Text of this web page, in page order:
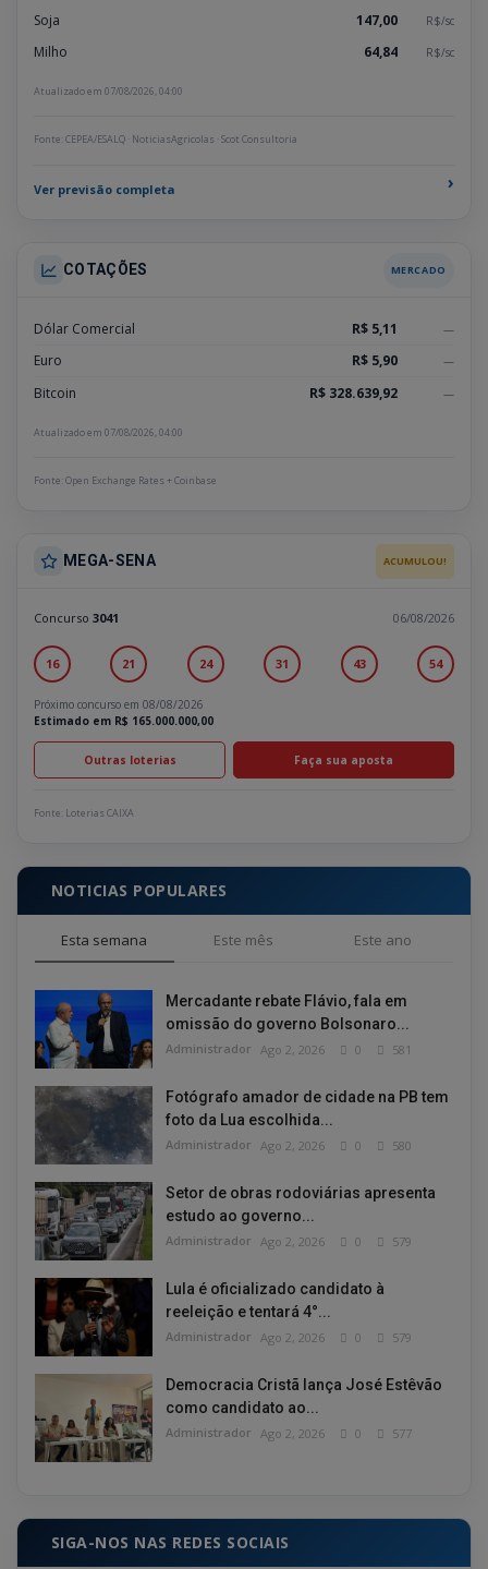
Soja 147,00 R$/sc
Milho 64,84 R$/sc
Atualizado em 07/08/2026, 04:00
Fonte: CEPEA/ESALQ · NoticiasAgricolas · Scot Consultoria
Ver previsão completa ›
COTAÇÕES MERCADO
Dólar Comercial R$ 5,11 —
Euro R$ 5,90 —
Bitcoin R$ 328.639,92 —
Atualizado em 07/08/2026, 04:00
Fonte: Open Exchange Rates + Coinbase
MEGA-SENA ACUMULOU!
Concurso 3041 06/08/2026
16 21 24 31 43 54
Próximo concurso em 08/08/2026
Estimado em R$ 165.000.000,00
Outras loterias Faça sua aposta
Fonte: Loterias CAIXA
NOTICIAS POPULARES
Esta semana Este mês Este ano
Mercadante rebate Flávio, fala em
omissão do governo Bolsonaro...
Administrador Ago 2, 2026 0 581
Fotógrafo amador de cidade na PB tem
foto da Lua escolhida...
Administrador Ago 2, 2026 0 580
Setor de obras rodoviárias apresenta
estudo ao governo...
Administrador Ago 2, 2026 0 579
Lula é oficializado candidato à
reeleição e tentará 4°...
Administrador Ago 2, 2026 0 579
Democracia Cristã lança José Estêvão
como candidato ao...
Administrador Ago 2, 2026 0 577
SIGA-NOS NAS REDES SOCIAIS